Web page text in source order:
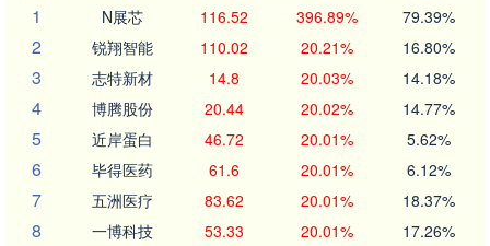
1
N展芯 116.52 396.89% 79.39%
2 锐翔智能 110.02 20.21% 16.80%
3 志特新材 14.8 20.03% 14.18%
4 博腾股份 20.44 20.02% 14.77%
5 近岸蛋白 46.72 20.01% 5.62%
6 毕得医药 61.6 20.01% 6.12%
7 五洲医疗 83.62 20.01% 18.37%
8 一博科技 53.33 20.01% 17.26%